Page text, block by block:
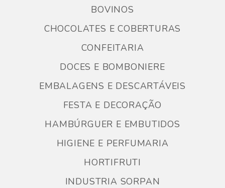
BOVINOS
CHOCOLATES E COBERTURAS
CONFEITARIA
DOCES E BOMBONIERE
EMBALAGENS E DESCARTÁVEIS
FESTA E DECORAÇÃO
HAMBÚRGUER E EMBUTIDOS
HIGIENE E PERFUMARIA
HORTIFRUTI
INDUSTRIA SORPAN